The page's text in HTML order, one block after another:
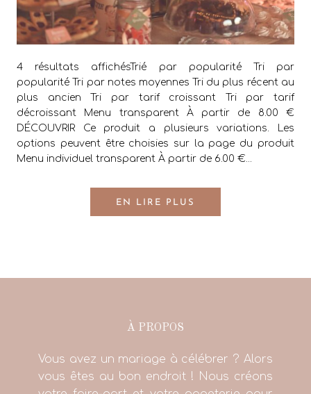
4 résultats affichésTrié par popularité Tri par
popularité Tri par notes moyennes Tri du plus récent au
plus ancien Tri par tarif croissant Tri par tarif
décroissant Menu transparent À partir de 8.00 €
DÉCOUVRIR Ce produit a plusieurs variations. Les
options peuvent être choisies sur la page du produit
Menu individuel transparent À partir de 6.00 €...
EN LIRE PLUS
À PROPOS
Vous avez un mariage à célébrer ? Alors
vous êtes au bon endroit ! Nous créons